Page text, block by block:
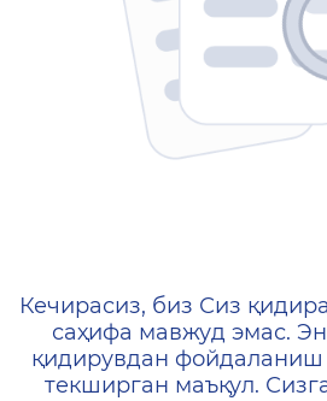
404 —
Кечирасиз, биз Сиз
саҳифа мавжуд эмас.
қидирувдан фойдаланиш
текширган маъқул.